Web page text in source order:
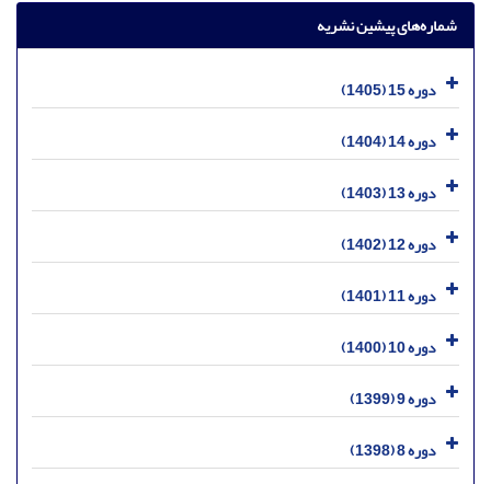
شماره‌های پیشین نشریه
دوره 15 (1405)
دوره 14 (1404)
دوره 13 (1403)
دوره 12 (1402)
دوره 11 (1401)
دوره 10 (1400)
دوره 9 (1399)
دوره 8 (1398)